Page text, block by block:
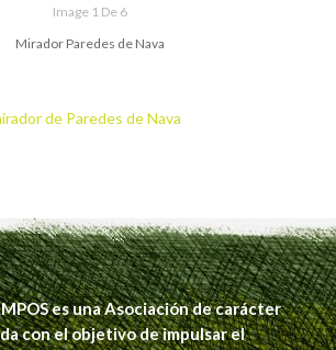
Image 1 De 6
Mirador Paredes de Nava
de Paredes de Nava
es una Asociación de carácter
con el objetivo de impulsar el